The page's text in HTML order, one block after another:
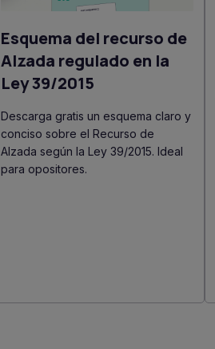
Esquema del recurso de
Alzada regulado en la
Ley 39/2015
Descarga gratis un esquema claro y
conciso sobre el Recurso de
Alzada según la Ley 39/2015. Ideal
para opositores.